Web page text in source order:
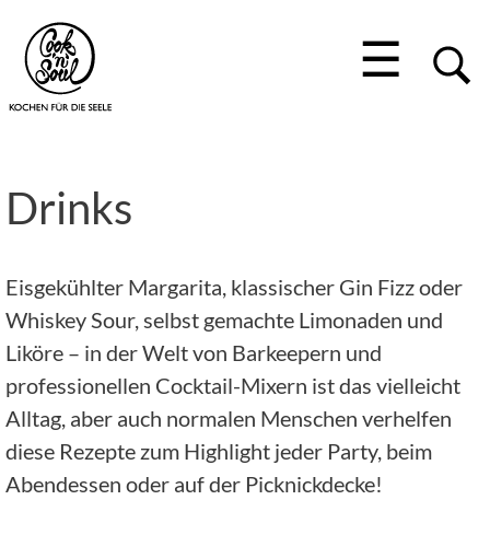
☰
Drinks
Eisgekühlter Margarita, klassischer Gin Fizz oder
Whiskey Sour, selbst gemachte Limonaden und
Liköre – in der Welt von Barkeepern und
professionellen Cocktail-Mixern ist das vielleicht
Alltag, aber auch normalen Menschen verhelfen
diese Rezepte zum Highlight jeder Party, beim
Abendessen oder auf der Picknickdecke!